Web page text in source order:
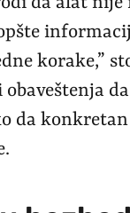
korake,”
da